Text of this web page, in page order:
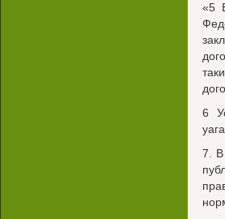
«5
6
7. В